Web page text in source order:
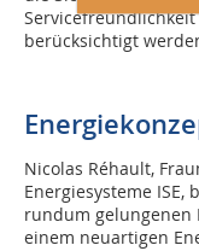
berücksichtigt
Nicolas Réhault,
Energiesysteme
rundum gelungenen
einem neuartigen